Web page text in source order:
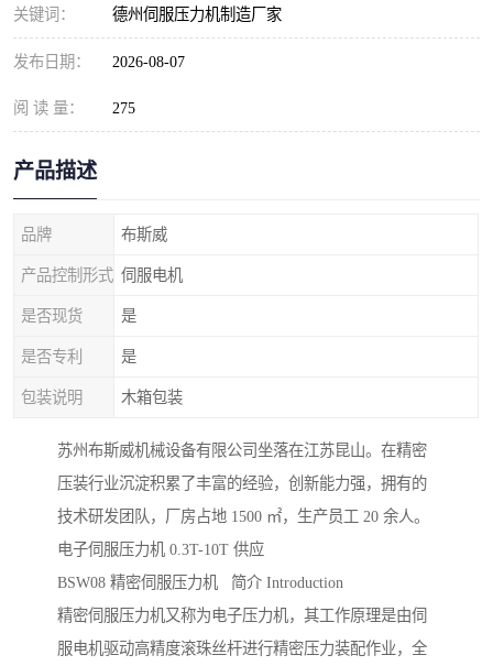
关键词： 德州伺服压力机制造厂家
发布日期： 2026-08-07
阅 读 量： 275
产品描述
品牌 布斯威
产品控制形式 伺服电机
是否现货 是
是否专利 是
包装说明 木箱包装
苏州布斯威机械设备有限公司坐落在江苏昆山。在精密
压装行业沉淀积累了丰富的经验，创新能力强，拥有的
技术研发团队，厂房占地 1500 ㎡，生产员工 20 余人。
电子伺服压力机 0.3T-10T 供应
BSW08 精密伺服压力机 简介 Introduction
精密伺服压力机又称为电子压力机，其工作原理是由伺
服电机驱动高精度滚珠丝杆进行精密压力装配作业，全